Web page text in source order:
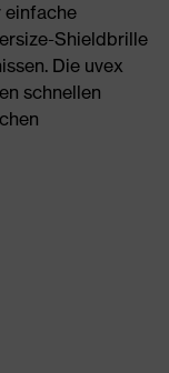
einfache
Shieldbrille
Die uvex
schnellen